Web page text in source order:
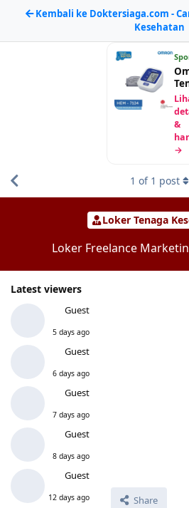
Kembali ke Doktersiaga.com -
Kesehatan
&
→
Loker Tenaga
Loker Freelance
Latest viewers
Guest
5 days ago
Guest
6 days ago
Guest
7 days ago
Guest
8 days ago
Guest
12 days ago Share
1 of 1 post